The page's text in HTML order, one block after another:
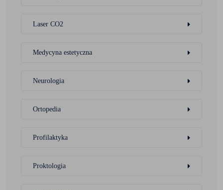
Laser CO2
Medycyna estetyczna
Neurologia
Ortopedia
Profilaktyka
Proktologia